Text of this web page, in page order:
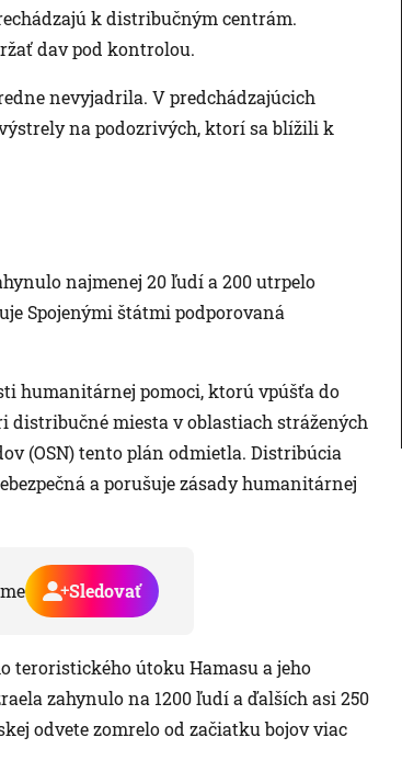
k distribučným centrám.
dav pod kontrolou.
nevyjadrila. V predchádzajúcich
na podozrivých, ktorí sa blížili k
najmenej 20 ľudí a 200 utrpelo
Spojenými štátmi podporovaná
humanitárnej pomoci, ktorú vpúšťa do
distribučné miesta v oblastiach strážených
(OSN) tento plán odmietla. Distribúcia
a porušuje zásady humanitárnej
Sledovať
teroristického útoku Hamasu a jeho
zahynulo na 1200 ľudí a ďalších asi 250
odvete zomrelo od začiatku bojov viac